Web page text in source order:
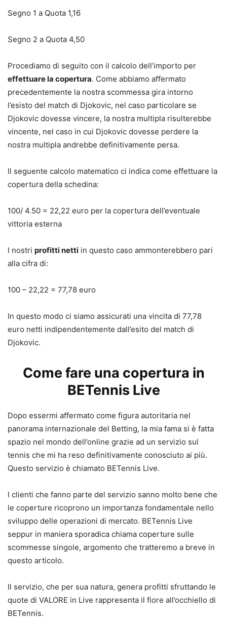
Segno 1 a Quota 1,16
Segno 2 a Quota 4,50
Procediamo di seguito con il calcolo dell’importo per
effettuare la copertura. Come abbiamo affermato
precedentemente la nostra scommessa gira intorno
l’esisto del match di Djokovic, nel caso particolare se
Djokovic dovesse vincere, la nostra multipla risulterebbe
vincente, nel caso in cui Djokovic dovesse perdere la
nostra multipla andrebbe definitivamente persa.
Il seguente calcolo matematico ci indica come effettuare la
copertura della schedina:
100/ 4.50 = 22,22 euro per la copertura dell’eventuale
vittoria esterna
I nostri profitti netti in questo caso ammonterebbero pari
alla cifra di:
100 – 22,22 = 77,78 euro
In questo modo ci siamo assicurati una vincita di 77,78
euro netti indipendentemente dall’esito del match di
Djokovic.
Come fare una copertura in
BETennis Live
Dopo essermi affermato come figura autoritaria nel
panorama internazionale del Betting, la mia fama si è fatta
spazio nel mondo dell’online grazie ad un servizio sul
tennis che mi ha reso definitivamente conosciuto ai più.
Questo servizio è chiamato BETennis Live.
I clienti che fanno parte del servizio sanno molto bene che
le coperture ricoprono un importanza fondamentale nello
sviluppo delle operazioni di mercato. BETennis Live
seppur in maniera sporadica chiama coperture sulle
scommesse singole, argomento che tratteremo a breve in
questo articolo.
Il servizio, che per sua natura, genera profitti sfruttando le
quote di VALORE in Live rappresenta il fiore all’occhiello di
BETennis.